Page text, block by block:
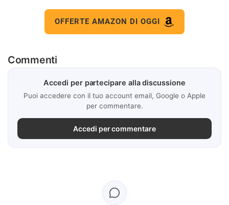
OFFERTE AMAZON DI OGGI
Commenti
Accedi per partecipare alla discussione
Puoi accedere con il tuo account email, Google o Apple
per commentare.
Accedi per commentare